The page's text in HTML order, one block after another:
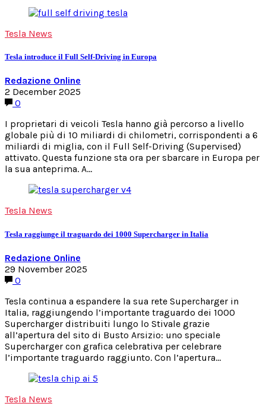
Tesla News
Tesla introduce il Full Self-Driving in Europa
Redazione Online
2 December 2025
0
I proprietari di veicoli Tesla hanno già percorso a livello
globale più di 10 miliardi di chilometri, corrispondenti a 6
miliardi di miglia, con il Full Self-Driving (Supervised)
attivato. Questa funzione sta ora per sbarcare in Europa per
la sua anteprima. A…
Tesla News
Tesla raggiunge il traguardo dei 1000 Supercharger in Italia
Redazione Online
29 November 2025
0
Tesla continua a espandere la sua rete Supercharger in
Italia, raggiungendo l’importante traguardo dei 1000
Supercharger distribuiti lungo lo Stivale grazie
all’apertura del sito di Busto Arsizio: uno speciale
Supercharger con grafica celebrativa per celebrare
l’importante traguardo raggiunto. Con l’apertura…
Tesla News